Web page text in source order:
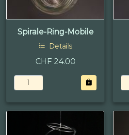
Spirale-Ring-Mobile
Details
CHF 24.00